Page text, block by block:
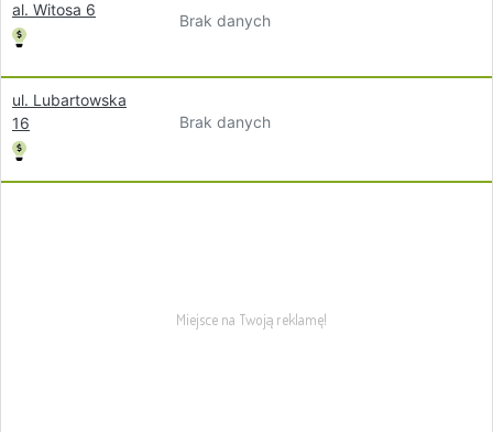
al. Witosa 6
Brak danych
ul. Lubartowska
16
Brak danych